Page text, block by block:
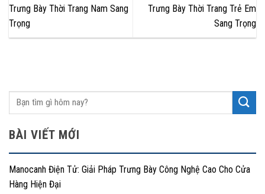
Trưng Bày Thời Trang Nam Sang
Trọng
Trưng Bày Thời Trang Trẻ Em
Sang Trọng
BÀI VIẾT MỚI
Manocanh Điện Tử: Giải Pháp Trưng Bày Công Nghệ Cao Cho Cửa
Hàng Hiện Đại